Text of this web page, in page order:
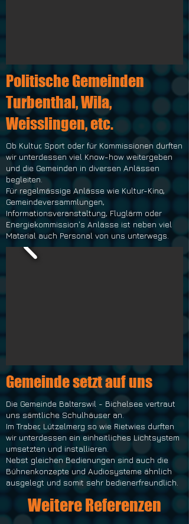
Politische Gemeinden
Turbenthal, Wila,
Weisslingen, etc.
Ob Kultur, Sport oder für Kommissionen durften
wir unterdessen viel Know-how weitergeben
und die Gemeinden in diversen Anlässen
begleiten.
Für regelmässige Anlässe wie Kultur-Kino,
Gemeindeversammlungen,
Informationsveranstaltung, Fluglärm oder
Energiekommission's Anlässe ist neben viel
Material auch Personal von uns unterwegs.
Gemeinde setzt auf uns
Die Gemeinde Balterswil - Bichelsee vertraut
uns sämtliche Schulhäuser an.
Im Traber, Lützelmerg so wie Rietwies durften
wir unterdessen ein einheitliches Lichtsystem
umsetzten und installieren.
Nebst gleichen Bedienungen sind auch die
Bühnenkonzepte und Audiosysteme ähnlich
ausgelegt und somit sehr bedienerfreundlich.
Weitere Referenzen